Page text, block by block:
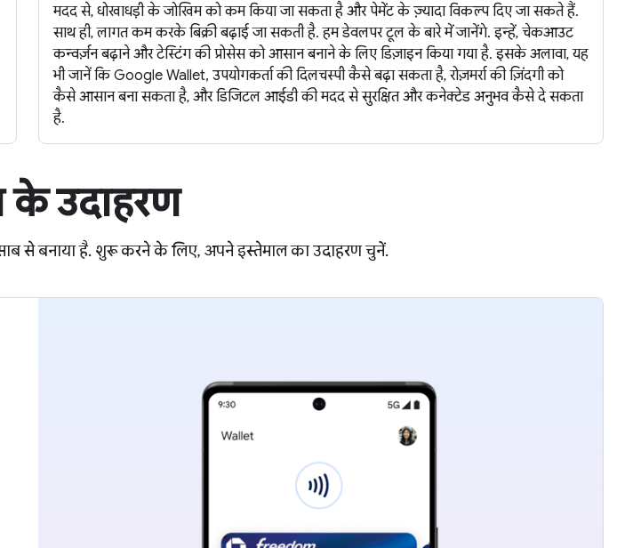
मदद से, धोखाधड़ी के जोखिम को कम किया जा सकता है और पेमेंट के ज़्यादा विकल्प दिए जा सकते हैं.
साथ ही, लागत कम करके बिक्री बढ़ाई जा सकती है. हम डेवलपर टूल के बारे में जानेंगे. इन्हें, चेकआउट
कन्वर्ज़न बढ़ाने और टेस्टिंग की प्रोसेस को आसान बनाने के लिए डिज़ाइन किया गया है. इसके अलावा, यह
भी जानें कि Google Wallet, उपयोगकर्ता की दिलचस्पी कैसे बढ़ा सकता है, रोज़मर्रा की ज़िंदगी को
कैसे आसान बना सकता है, और डिजिटल आईडी की मदद से सुरक्षित और कनेक्टेड अनुभव कैसे दे सकता
है.
के उदाहरण
से बनाया है. शुरू करने के लिए, अपने इस्तेमाल का उदाहरण चुनें.